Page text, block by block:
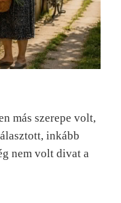
más szerepe volt,
inkább
nem volt divat a